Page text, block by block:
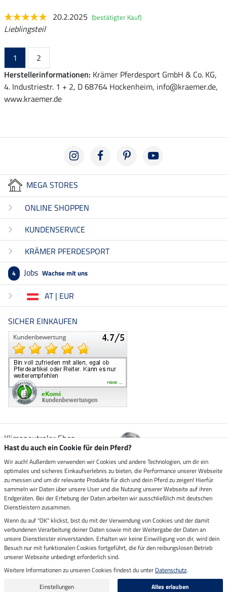
20.2.2025 (bestätigter Kauf)
Lieblingsteil
1
2
Herstellerinformationen: Krämer Pferdesport GmbH & Co. KG,
4. Industriestr. 1 + 2, D 68764 Hockenheim, info@kraemer.de,
www.kraemer.de
MEGA STORES
ONLINE SHOPPEN
KUNDENSERVICE
KRÄMER PFERDESPORT
4 Jobs Wachse mit uns
AT | EUR
SICHER EINKAUFEN
Klimaneutraler Shop
Zustellung durch
Sicher bezahlen mit
Vorkasse
Impressum
Letzte Aktualisierung am 09.08.2026 um 07:13
Alle Preise in Euro inkl. MwSt. zzgl.
Versandkosten
Hast du auch ein Cookie für dein Pferd?
Wir auch! Außerdem verwenden wir Cookies und andere Technologien, um dir ein
optimales und sicheres Einkaufserlebnis zu bieten, die Performance unserer Webseite
zu messen und um dir relevante Produkte für dich und dein Pferd zu zeigen! Hierfür
sammeln wir Daten über unsere User und die Nutzung unserer Webseite auf ihren
Endgeräten. Bei der Erhebung der Daten arbeiten wir ausschließlich mit deutschen
Dienstleistern zusammen.
Wenn du auf "OK" klickst, bist du mit der Verwendung von Cookies und der damit
verbundenen Verarbeitung deiner Daten sowie mit der Weitergabe der Daten an
unsere Dienstleister einverstanden. Erhalten wir keine Einwilligung von dir, wird dein
Besuch nur mit funktionalen Cookies fortgeführt, die für den reibungslosen Betrieb
unserer Webseite unbedingt erforderlich sind.
Weitere Informationen zu unseren Cookies findest du unter Datenschutz.
Einstellungen
Alles erlauben